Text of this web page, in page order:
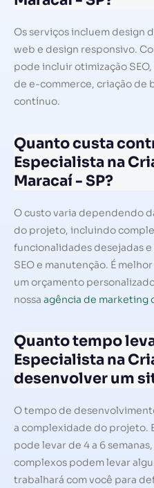
Os serviços incluem design
web e design responsivo.
pode incluir otimização
de e-commerce, criação de
contínuo.
Quanto custa
Especialista na
Maracaí - SP?
O custo varia dependendo
do projeto, incluindo
funcionalidades desejadas
SEO e manutenção. É
um orçamento
nossa agência de marketing
Quanto tempo
Especialista na
desenvolver um
O tempo de
a complexidade do projeto.
pode levar de 4 a 6
complexos podem levar
trabalhará com você para